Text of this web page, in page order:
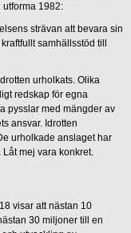
utforma 1982:
strävan att bevara sin
samhällsstöd till
urholkats. Olika
redskap för egna
pysslar med mängder av
ansvar. Idrotten
urholkade anslaget har
mej vara konkret.
visar att nästan 10
30 miljoner till en